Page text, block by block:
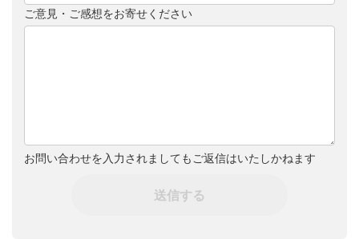
ご意見・ご感想をお寄せください
お問い合わせを入力されましてもご返信はいたしかねます
送信する